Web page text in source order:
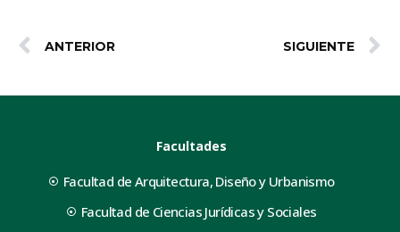
ANTERIOR SIGUIENTE
Facultades
Facultad de Arquitectura, Diseño y Urbanismo
Facultad de Ciencias Jurídicas y Sociales